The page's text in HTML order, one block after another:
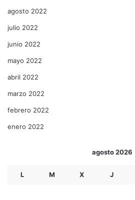
agosto 2022
julio 2022
junio 2022
mayo 2022
abril 2022
marzo 2022
febrero 2022
enero 2022
agosto 2026
L M X J